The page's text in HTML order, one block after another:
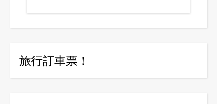
旅行訂車票！